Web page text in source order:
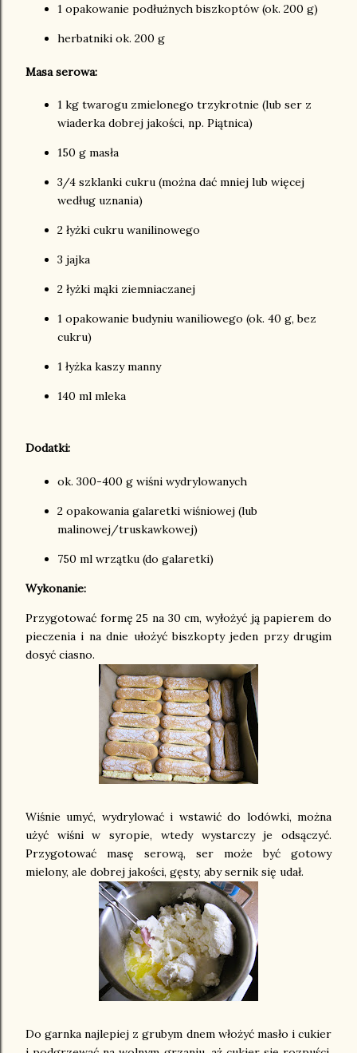
1 opakowanie podłużnych biszkoptów (ok. 200 g)
herbatniki ok. 200 g
Masa serowa:
1 kg twarogu zmielonego trzykrotnie (lub ser z
wiaderka dobrej jakości, np. Piątnica)
150 g masła
3/4 szklanki cukru (można dać mniej lub więcej
według uznania)
2 łyżki cukru wanilinowego
3 jajka
2 łyżki mąki ziemniaczanej
1 opakowanie budyniu waniliowego (ok. 40 g, bez
cukru)
1 łyżka kaszy manny
140 ml mleka
Dodatki:
ok. 300-400 g wiśni wydrylowanych
2 opakowania galaretki wiśniowej (lub
malinowej/truskawkowej)
750 ml wrzątku (do galaretki)
Wykonanie:
Przygotować formę 25 na 30 cm, wyłożyć ją papierem do
pieczenia i na dnie ułożyć biszkopty jeden przy drugim
dosyć ciasno.
Wiśnie umyć, wydrylować i wstawić do lodówki, można
użyć wiśni w syropie, wtedy wystarczy je odsączyć.
Przygotować masę serową, ser może być gotowy
mielony, ale dobrej jakości, gęsty, aby sernik się udał.
Do garnka najlepiej z grubym dnem włożyć masło i cukier